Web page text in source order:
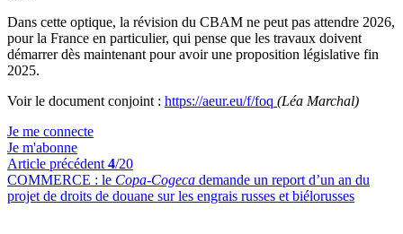
Dans cette optique, la révision du CBAM ne peut pas attendre 2026,
pour la France en particulier, qui pense que les travaux doivent
démarrer dès maintenant pour avoir une proposition législative fin
2025.
Voir le document conjoint : https://aeur.eu/f/foq (Léa Marchal)
Je me connecte
Je m'abonne
Article précédent 4/20
COMMERCE : le Copa-Cogeca demande un report d’un an du
projet de droits de douane sur les engrais russes et biélorusses